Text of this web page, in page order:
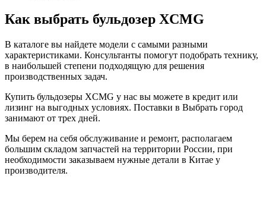
Как выбрать бульдозер XCMG
В каталоге вы найдете модели с самыми разными
характеристиками. Консультанты помогут подобрать технику,
в наибольшей степени подходящую для решения
производственных задач.
Купить бульдозеры XCMG у нас вы можете в кредит или
лизинг на выгодных условиях. Поставки в Выбрать город
занимают от трех дней.
Мы берем на себя обслуживание и ремонт, располагаем
большим складом запчастей на территории России, при
необходимости заказываем нужные детали в Китае у
производителя.